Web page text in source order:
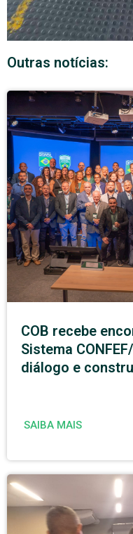
Outras notícias:
COB recebe
Sistema
diálogo e
SAIBA MAIS